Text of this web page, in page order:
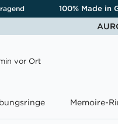
100% Made in
vor Ort
Memoire-